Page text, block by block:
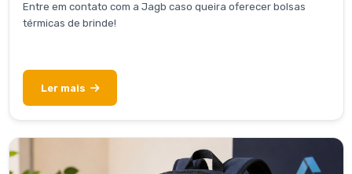
Entre em contato com a Jagb caso queira oferecer bolsas
térmicas de brinde!
Ler mais